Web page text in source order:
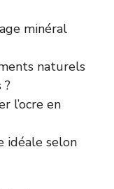
minéral
naturels
l’ocre en
idéale selon